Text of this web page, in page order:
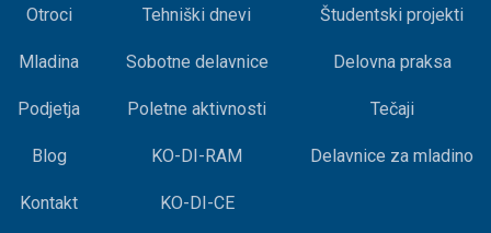
Otroci
Mladina
Podjetja
Blog
Kontakt
Tehniški dnevi
Sobotne delavnice
Poletne aktivnosti
KO-DI-RAM
KO-DI-CE
Študentski projekti
Delovna praksa
Tečaji
Delavnice za mladino